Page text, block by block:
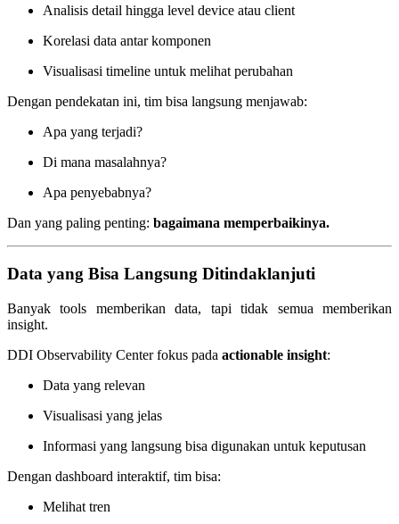
Analisis detail hingga level device atau client
Korelasi data antar komponen
Visualisasi timeline untuk melihat perubahan
Dengan pendekatan ini, tim bisa langsung menjawab:
Apa yang terjadi?
Di mana masalahnya?
Apa penyebabnya?
Dan yang paling penting: bagaimana memperbaikinya.
Data yang Bisa Langsung Ditindaklanjuti
Banyak tools memberikan data, tapi tidak semua memberikan
insight.
DDI Observability Center fokus pada actionable insight:
Data yang relevan
Visualisasi yang jelas
Informasi yang langsung bisa digunakan untuk keputusan
Dengan dashboard interaktif, tim bisa:
Melihat tren